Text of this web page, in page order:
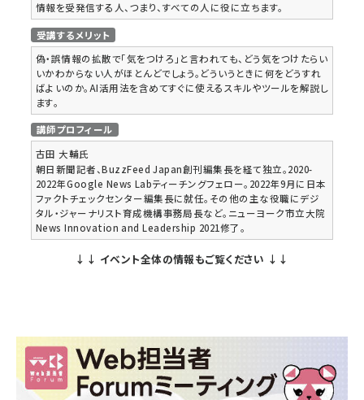
情報を受発信する人、つまり、すべての人に役に立ちます。
受講するメリット
偽・誤情報の拡散で「気をつけろ」と言われても、どう気をつけたらい
いかわからない人がほとんどでしょう。どういうときに何をどうすれ
ばよいのか。AI活用法を含めてすぐに使えるスキルやツールを解説し
ます。
講師プロフィール
古田 大輔氏
朝日新聞記者、BuzzFeed Japan創刊編集長を経て独立。2020-
2022年Google News Labティーチングフェロー。2022年9月に日本
ファクトチェックセンター編集長に就任。その他の主な役職にデジ
タル・ジャーナリスト育成機構事務局長など。ニューヨーク市立大院
News Innovation and Leadership 2021修了。